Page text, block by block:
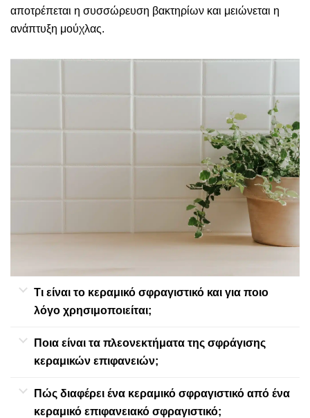
αποτρέπεται η συσσώρευση βακτηρίων και μειώνεται η
ανάπτυξη μούχλας.
Τι είναι το κεραμικό σφραγιστικό και για ποιο
λόγο χρησιμοποιείται;
Ποια είναι τα πλεονεκτήματα της σφράγισης
κεραμικών επιφανειών;
Πώς διαφέρει ένα κεραμικό σφραγιστικό από ένα
κεραμικό επιφανειακό σφραγιστικό;